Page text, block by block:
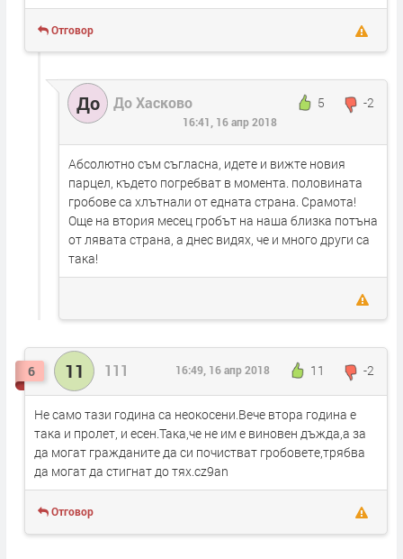
Отговор
До До Хасково 5 -2
16:41, 16 апр 2018
Абсолютно съм съгласна, идете и вижте новия
парцел, където погребват в момента. половината
гробове са хлътнали от едната страна. Срамота!
Още на втория месец гробът на наша близка потъна
от лявата страна, а днес видях, че и много други са
така!
6 11 111 11 -2
16:49, 16 апр 2018
Не само тази година са неокосени.Вече втора година е
така и пролет, и есен.Така,че не им е виновен дъжда,а за
да могат гражданите да си почистват гробовете,трябва
да могат да стигнат до тях.cz9an
Отговор